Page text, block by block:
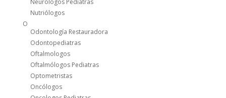
Neurólogos Pediatras
Nutriólogos
O
Odontología Restauradora
Odontopediatras
Oftalmologos
Oftalmólogos Pediatras
Optometristas
Oncólogos